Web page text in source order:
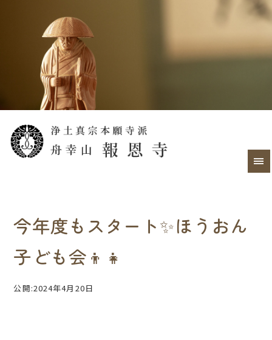
今年度もスタート✨ほうおん
子ども会👦👧
公開:2024年4月20日